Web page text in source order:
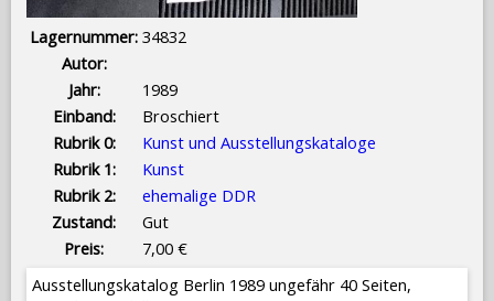
Lagernummer: 34832
Autor:
Jahr:
1989
Einband:
Broschiert
Rubrik 0:
Kunst und Ausstellungskataloge
Rubrik 1:
Kunst
Rubrik 2:
ehemalige DDR
Zustand:
Gut
Preis:
7,00 €
Ausstellungskatalog Berlin 1989 ungefähr 40 Seiten,